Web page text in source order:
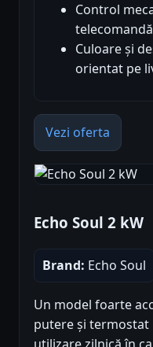
Control
Culoare și
orientat pe
Vezi oferta
Echo Soul 2 kW
Brand: Echo Soul
Un model foarte
putere și
utilizare zilnică în